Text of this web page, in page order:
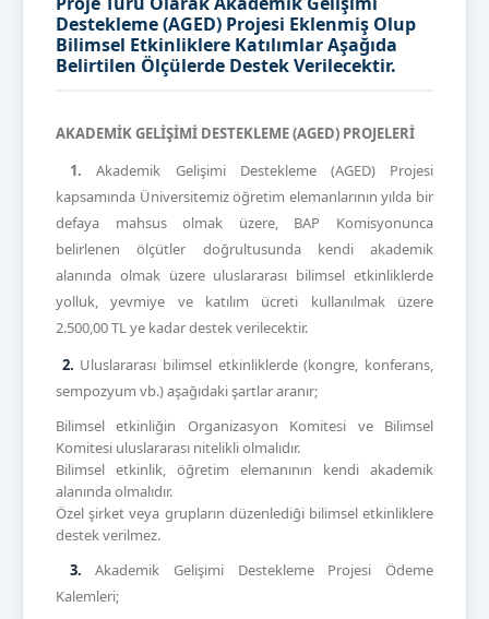
Destekleme (AGED) Projesi Eklenmiş Olup
Bilimsel Etkinliklere Katılımlar Aşağıda
Belirtilen Ölçülerde Destek Verilecektir.
AKADEMİK GELİŞİMİ DESTEKLEME (AGED) PROJELERİ
1.Akademik Gelişimi Destekleme (AGED) Projesi
kapsamında Üniversitemiz öğretim elemanlarının yılda bir
defaya mahsus olmak üzere, BAP Komisyonunca
belirlenen ölçütler doğrultusunda kendi akademik
alanında olmak üzere uluslararası bilimsel etkinliklerde
yolluk, yevmiye ve katılım ücreti kullanılmak üzere
2.500,00 TL ye kadar destek verilecektir.
2. Uluslararası bilimsel etkinliklerde (kongre, konferans,
sempozyum vb.) aşağıdaki şartlar aranır;
Bilimsel etkinliğin Organizasyon Komitesi ve Bilimsel
Komitesi uluslararası nitelikli olmalıdır.
Bilimsel etkinlik, öğretim elemanının kendi akademik
alanında olmalıdır.
Özel şirket veya grupların düzenlediği bilimsel etkinliklere
destek verilmez.
3.Akademik Gelişimi Destekleme Projesi Ödeme
Kalemleri;